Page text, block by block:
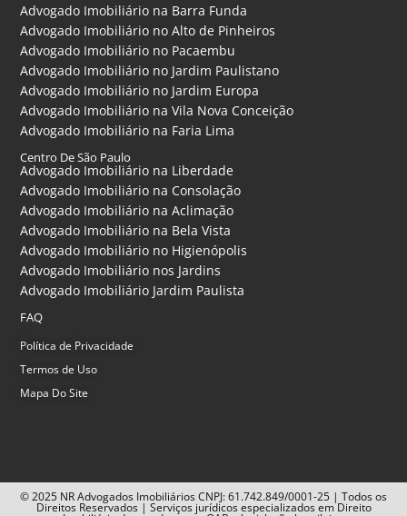
Advogado Imobiliário na Barra Funda
Advogado Imobiliário no Alto de Pinheiros
Advogado Imobiliário no Pacaembu
Advogado Imobiliário no Jardim Paulistano
Advogado Imobiliário no Jardim Europa
Advogado Imobiliário na Vila Nova Conceição
Advogado Imobiliário na Faria Lima
Centro De São Paulo
Advogado Imobiliário na Liberdade
Advogado Imobiliário na Consolação
Advogado Imobiliário na Aclimação
Advogado Imobiliário na Bela Vista
Advogado Imobiliário no Higienópolis
Advogado Imobiliário nos Jardins
Advogado Imobiliário Jardim Paulista
FAQ
Política de Privacidade
Termos de Uso
Mapa Do Site
© 2025 NR Advogados Imobiliários CNPJ: 61.742.849/0001-25 | Todos os
Direitos Reservados | Serviços jurídicos especializados em Direito